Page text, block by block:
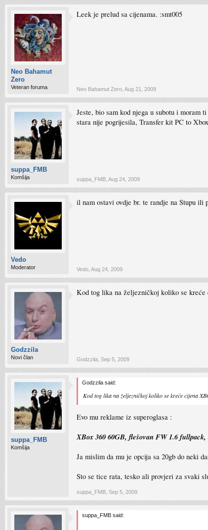
Neo Bahamut
Zero
Veteran foruma
Leek je prelud sa cijenama. :smt005
Neo Bahamut Zero Aug 21, 2009
suppa_FMB
Komšija
Jeste, bio sam kod njega u subotu i moram
stara nije pogrijesila, Transfer kit PC to
suppa_FMB Aug 24, 2009
Vedo
Moderator
il nam ostavi ovdje br. te randje na Stupu ili
Vedo Aug 24, 2009
Godzzila
Novi član
Kod tog lika na željezničkoj koliko se
Godzzila Sep 5, 2009
suppa_FMB
Komšija
Godzzila said:
Kod tog lika na željezničkoj koliko se kreće cijena
Evo mu reklame iz superoglasa :
XBox 360 60GB, flešovan FW 1.6
Ja mislim da mu je opcija sa 20gb do neki
Sto se tice rata, tesko ali provjeri za svaki
suppa_FMB Sep 5, 2009
suppa_FMB said: